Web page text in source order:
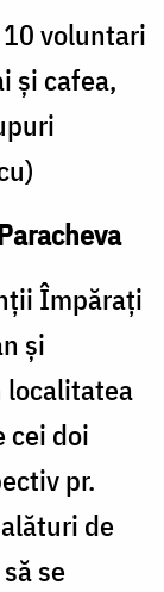
voluntari
şi cafea,
Împăraţi
şi
localitatea
cei doi
pr.
de
se